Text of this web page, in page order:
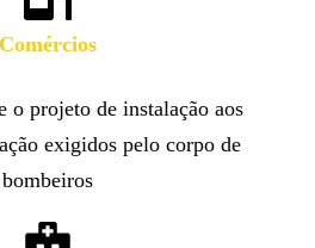
Comércios
o projeto de instalação aos
exigidos pelo corpo de
bombeiros